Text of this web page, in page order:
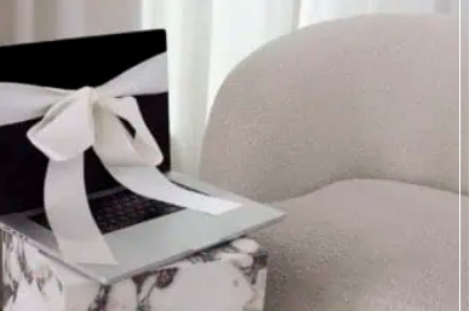
VROUWELIJKE
ONDERNEMER
(EN
BEHOUD
JE
OVERZICHT!)